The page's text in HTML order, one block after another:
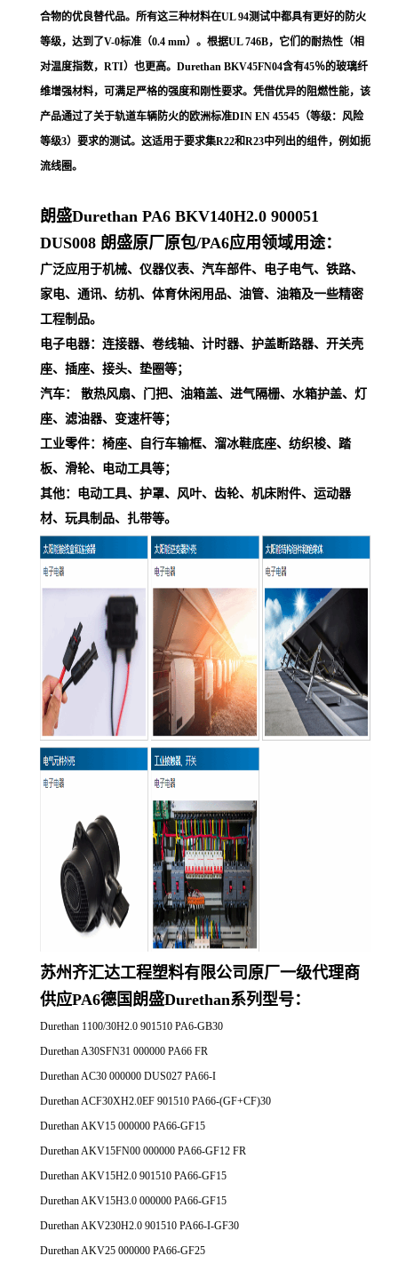
合物的优良替代品。所有这三种材料在UL 94测试中都具有更好的防火
等级，达到了V-0标准（0.4 mm）。根据UL 746B，它们的耐热性（相
对温度指数，RTI）也更高。Durethan BKV45FN04含有45％的玻璃纤
维增强材料，可满足严格的强度和刚性要求。凭借优异的阻燃性能，该
产品通过了关于轨道车辆防火的欧洲标准DIN EN 45545（等级：风险
等级3）要求的测试。这适用于要求集R22和R23中列出的组件，例如扼
流线圈。
朗盛Durethan PA6 BKV140H2.0 900051
DUS008 朗盛原厂原包/PA6应用领域用途：
广泛应用于机械、仪器仪表、汽车部件、电子电气、铁路、
家电、通讯、纺机、体育休闲用品、油管、油箱及一些精密
工程制品。
电子电器：连接器、卷线轴、计时器、护盖断路器、开关壳
座、插座、接头、垫圈等；
汽车： 散热风扇、门把、油箱盖、进气隔栅、水箱护盖、灯
座、滤油器、变速杆等；
工业零件：椅座、自行车输框、溜冰鞋底座、纺织梭、踏
板、滑轮、电动工具等；
其他：电动工具、护罩、风叶、齿轮、机床附件、运动器
材、玩具制品、扎带等。
苏州齐汇达工程塑料有限公司原厂一级代理商
供应PA6德国朗盛Durethan系列型号：
Durethan 1100/30H2.0 901510 PA6-GB30
Durethan A30SFN31 000000 PA66 FR
Durethan AC30 000000 DUS027 PA66-I
Durethan ACF30XH2.0EF 901510 PA66-(GF+CF)30
Durethan AKV15 000000 PA66-GF15
Durethan AKV15FN00 000000 PA66-GF12 FR
Durethan AKV15H2.0 901510 PA66-GF15
Durethan AKV15H3.0 000000 PA66-GF15
Durethan AKV230H2.0 901510 PA66-I-GF30
Durethan AKV25 000000 PA66-GF25